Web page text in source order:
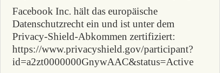
Facebook Inc. hält das europäische
Datenschutzrecht ein und ist unter dem
Privacy-Shield-Abkommen zertifiziert:
https://www.privacyshield.gov/participant?
id=a2zt0000000GnywAAC&status=Active